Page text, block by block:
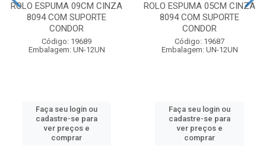
ROLO ESPUMA 09CM CINZA
8094 COM SUPORTE
CONDOR
Código: 19689
Embalagem: UN-12UN
Faça seu login ou
cadastre-se para
ver preços e
comprar
ROLO ESPUMA 05CM CINZA
8094 COM SUPORTE
CONDOR
Código: 19687
Embalagem: UN-12UN
Faça seu login ou
cadastre-se para
ver preços e
comprar